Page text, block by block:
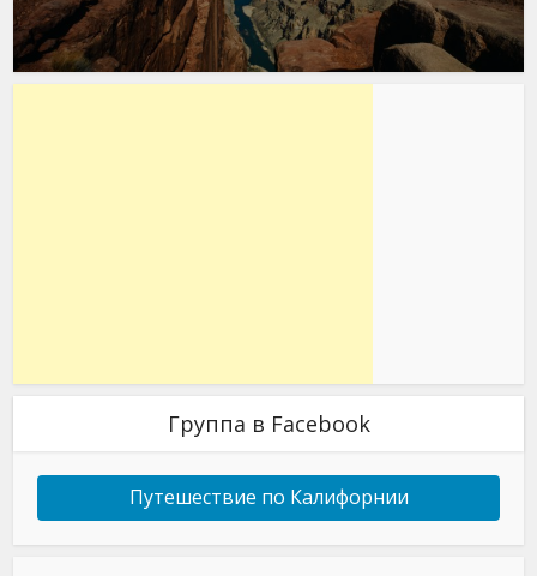
Группа в Facebook
Путешествие по Калифорнии